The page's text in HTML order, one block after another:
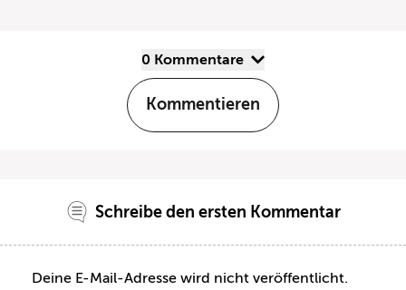
0 Kommentare
Kommentieren
Schreibe den ersten Kommentar
Deine E-Mail-Adresse wird nicht veröffentlicht.